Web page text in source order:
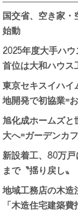
国交省、空き家
始動
2025年度大手ハ
首位は大和ハウ
東京セキスイハ
地開発で初協業=
旭化成ホームズ
大へ=ガーデンカ
新設着工、80万
まで〝揺り戻し〟
地域工務店の木造
「木造住宅建築